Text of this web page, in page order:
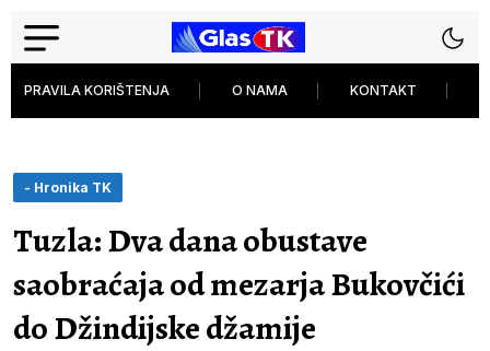
PRAVILA KORIŠTENJA O NAMA KONTAKT
- Hronika TK
Tuzla: Dva dana obustave
saobraćaja od mezarja Bukovčići
do Džindijske džamije